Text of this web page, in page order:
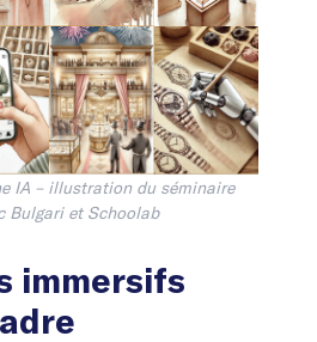
IA – illustration du séminaire
Bulgari et Schoolab
immersifs